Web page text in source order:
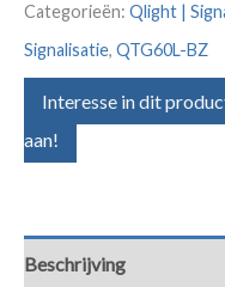
Categorieën: Qlight |
Signalisatie, QTG60L-BZ
Interesse in dit
aan!
Beschrijving